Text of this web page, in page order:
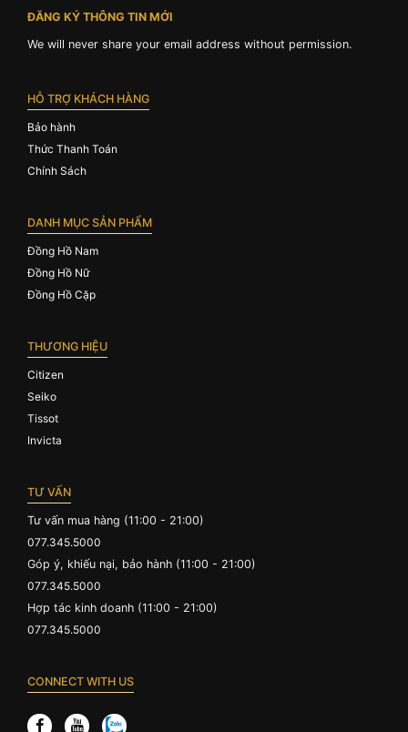
ĐĂNG KÝ THÔNG TIN MỚI
We will never share your email address without permission.
HỖ TRỢ KHÁCH HÀNG
Bảo hành
Thức Thanh Toán
Chính Sách
DANH MỤC SẢN PHẨM
Đồng Hồ Nam
Đồng Hồ Nữ
Đồng Hồ Cặp
THƯƠNG HIỆU
Citizen
Seiko
Tissot
Invicta
TƯ VẤN
Tư vấn mua hàng (11:00 - 21:00)
077.345.5000
Góp ý, khiếu nại, bảo hành (11:00 - 21:00)
077.345.5000
Hợp tác kinh doanh (11:00 - 21:00)
077.345.5000
CONNECT WITH US